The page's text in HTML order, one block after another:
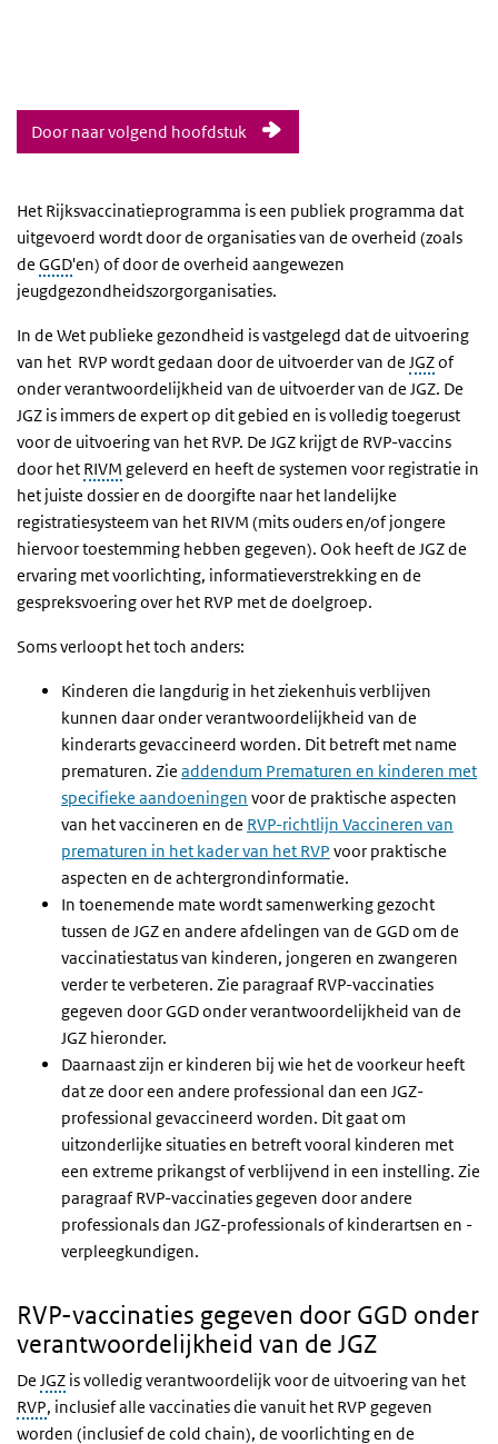
Door naar volgend hoofdstuk
Het Rijksvaccinatieprogramma is een publiek programma dat
uitgevoerd wordt door de organisaties van de overheid (zoals
de GGD'en) of door de overheid aangewezen
jeugdgezondheidszorgorganisaties.
In de Wet publieke gezondheid is vastgelegd dat de uitvoering
van het RVP wordt gedaan door de uitvoerder van de JGZof
onder verantwoordelijkheid van de uitvoerder van de JGZ. De
JGZ is immers de expert op dit gebied en is volledig toegerust
voor de uitvoering van het RVP. De JGZ krijgt de RVP-vaccins
door het RIVM geleverd en heeft de systemen voor registratie in
het juiste dossier en de doorgifte naar het landelijke
registratiesysteem van het RIVM (mits ouders en/of jongere
hiervoor toestemming hebben gegeven). Ook heeft de JGZ de
ervaring met voorlichting, informatieverstrekking en de
gespreksvoering over het RVP met de doelgroep.
Soms verloopt het toch anders:
Kinderen die langdurig in het ziekenhuis verblijven
kunnen daar onder verantwoordelijkheid van de
kinderarts gevaccineerd worden. Dit betreft met name
prematuren. Zie addendum Prematuren en kinderen met
specifieke aandoeningen voor de praktische aspecten
van het vaccineren en de RVP-richtlijn Vaccineren van
prematuren in het kader van het RVP voor praktische
aspecten en de achtergrondinformatie.
In toenemende mate wordt samenwerking gezocht
tussen de JGZ en andere afdelingen van de GGD om de
vaccinatiestatus van kinderen, jongeren en zwangeren
verder te verbeteren. Zie paragraaf RVP-vaccinaties
gegeven door GGD onder verantwoordelijkheid van de
JGZ hieronder.
Daarnaast zijn er kinderen bij wie het de voorkeur heeft
dat ze door een andere professional dan een JGZ-
professional gevaccineerd worden. Dit gaat om
uitzonderlijke situaties en betreft vooral kinderen met
een extreme prikangst of verblijvend in een instelling. Zie
paragraaf RVP-vaccinaties gegeven door andere
professionals dan JGZ-professionals of kinderartsen en -
verpleegkundigen.
RVP-vaccinaties gegeven door GGD onder
verantwoordelijkheid van de JGZ
De JGZ is volledig verantwoordelijk voor de uitvoering van het
RVP, inclusief alle vaccinaties die vanuit het RVP gegeven
worden (inclusief de cold chain), de voorlichting en de